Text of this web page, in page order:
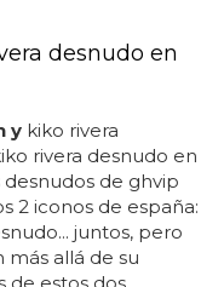
desnudo en
ykiko rivera
rivera desnudo en
de ghvip
2 iconos de españa:
juntos, pero
allá de su